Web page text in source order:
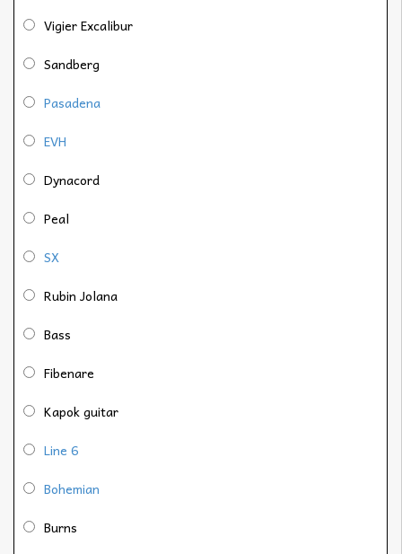
Vigier Excalibur
Sandberg
Pasadena
EVH
Dynacord
Peal
SX
Rubin Jolana
Bass
Fibenare
Kapok guitar
Line 6
Bohemian
Burns